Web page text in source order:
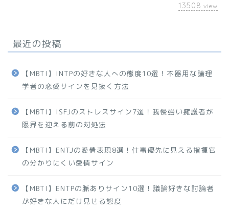
13508 view
最近の投稿
【MBTI】INTPの好きな人への態度10選！不器用な論理
学者の恋愛サインを見抜く方法
【MBTI】ISFJのストレスサイン7選！我慢強い擁護者が
限界を迎える前の対処法
【MBTI】ENTJの愛情表現8選！仕事優先に見える指揮官
の分かりにくい愛情サイン
【MBTI】ENTPの脈ありサイン10選！議論好きな討論者
が好きな人にだけ見せる態度